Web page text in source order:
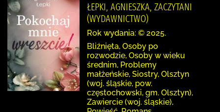
ŁEPKI, AGNIESZKA, ZACZYTANI
(WYDAWNICTWO)
Rok wydania: © 2025.
Bliźnięta, Osoby po
rozwodzie, Osoby w wieku
średnim, Problemy
małżeńskie, Siostry, Olsztyn
(woj. śląskie, pow.
częstochowski, gm. Olsztyn),
Zawiercie (woj. śląskie),